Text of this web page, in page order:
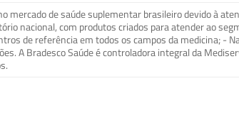
de saúde suplementar brasileiro devido à
nacional, com produtos criados para atender ao
de referência em todos os campos da medicina;
A Bradesco Saúde é controladora integral da